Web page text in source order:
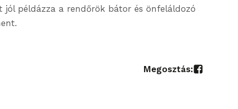
példázza a rendőrök bátor és önfeláldozó
Megosztás: